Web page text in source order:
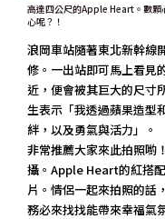
高達四公尺的Apple Heart。數顆
心呢？！
浪岡車站隨著東北新幹線
修。一出站即可馬上看見
近，便會被其巨大的尺寸
生表示「我透過蘋果造型
絆，以及勇氣與活力」。
非常推薦大家來此拍照喲
攝。Apple Heart的紅搭
片。情侶一起來拍照的
務必來找找能帶來幸福氣